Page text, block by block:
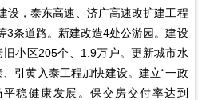
设，泰东高速、济广高速改扩建工程
3条道路。新建改造4处公游园。建设
小区205个、1.9万户。更新城市水
引黄入泰工程加快建设。建立“一政
稳健康发展。保交房交付率达到